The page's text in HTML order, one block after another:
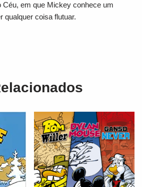
Céu, em que Mickey conhece um
qualquer coisa flutuar.